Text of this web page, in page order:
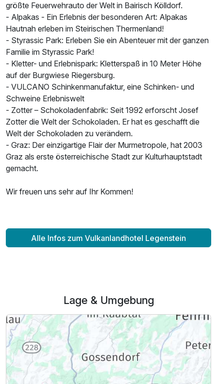
Für 3 Tage p.P. ab474,00 €
Familienzimmer
größte Feuerwehrauto der Welt in Bairisch Kölldorf.
- Alpakas - Ein Erlebnis der besonderen Art: Alpakas
Hautnah erleben im Steirischen Thermenland!
- Styrassic Park: Erleben Sie ein Abenteuer mit der ganzen
Familie im Styrassic Park!
- Kletter- und Erlebnispark: Kletterspaß in 10 Meter Höhe
auf der Burgwiese Riegersburg.
- VULCANO Schinkenmanufaktur, eine Schinken- und
Schweine Erlebniswelt
- Zotter – Schokoladenfabrik: Seit 1992 erforscht Josef
Zotter die Welt der Schokoladen. Er hat es geschafft die
Welt der Schokoladen zu verändern.
- Graz: Der einzigartige Flair der Murmetropole, hat 2003
Graz als erste österreichische Stadt zur Kulturhauptstadt
gemacht.
Wir freuen uns sehr auf Ihr Kommen!
Alle Infos zum Vulkanlandhotel Legenstein
Lage & Umgebung